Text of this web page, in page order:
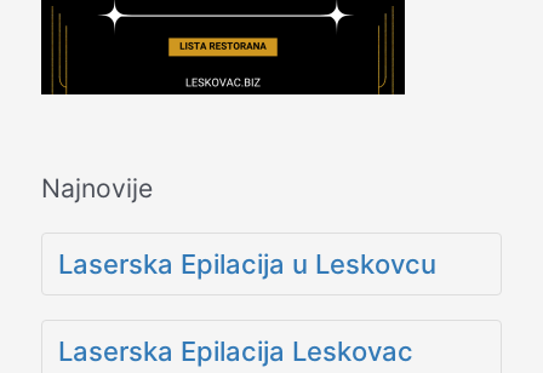
Najnovije
Laserska Epilacija u Leskovcu
Laserska Epilacija Leskovac